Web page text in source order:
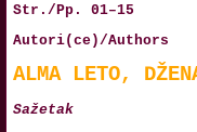
Str./Pp. 01–15
Autori(ce)/Authors
ALMA LETO,
Sažetak